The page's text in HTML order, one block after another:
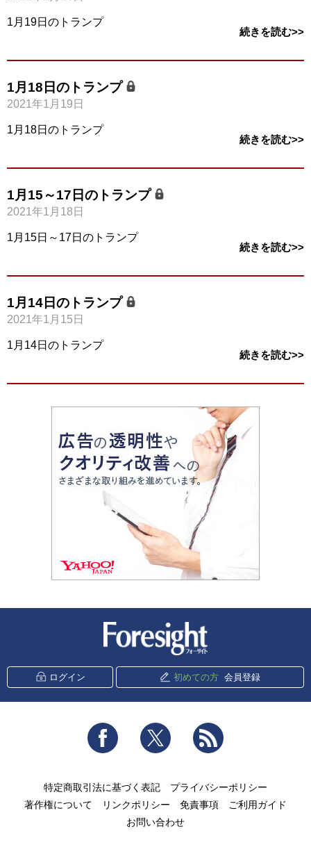
1月19日のトランプ
続きを読む>>
1月18日のトランプ
2021年1月19日
1月18日のトランプ
続きを読む>>
1月15～17日のトランプ
2021年1月18日
1月15日～17日のトランプ
続きを読む>>
1月14日のトランプ
2021年1月15日
1月14日のトランプ
続きを読む>>
ログイン 初めての方 会員登録
Facebook Twitter
特定商取引法に基づく表記
プライバシーポリシー
著作権について
リンクポリシー 免責事項
ご利用ガイド
お問い合わせ